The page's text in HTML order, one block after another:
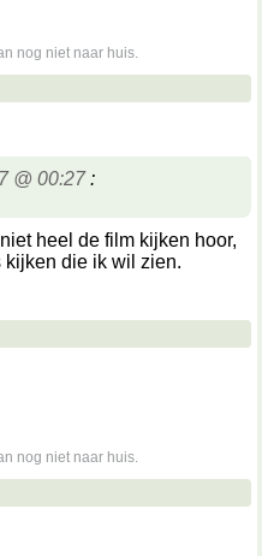
nog niet naar huis.
@ 00:27:
heel de film kijken hoor,
die ik wil zien.
nog niet naar huis.